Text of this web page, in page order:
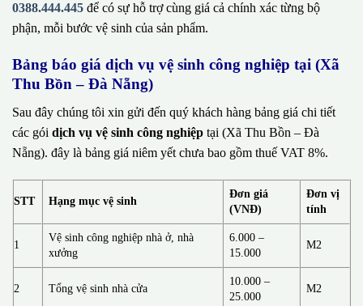
0388.444.445 để có sự hỗ trợ cùng giá cả chính xác từng bộ
phận, mỗi bước vệ sinh của sản phẩm.
Bảng báo giá dịch vụ vệ sinh công nghiệp tại (Xã
Thu Bồn – Đà Nẵng)
Sau đây chúng tôi xin gửi đến quý khách hàng bảng giá chi tiết
các gói dịch vụ vệ sinh công nghiệp tại (Xã Thu Bồn – Đà
Nẵng). đây là bảng giá niêm yết chưa bao gồm thuế VAT 8%.
STT Hạng mục vệ sinh
Đơn giá
(VNĐ)
Đơn vị
tính
1
Vệ sinh công nghiệp nhà ở, nhà
xưởng
6.000 –
15.000
M2
2 Tổng vệ sinh nhà cửa
10.000 –
25.000
M2